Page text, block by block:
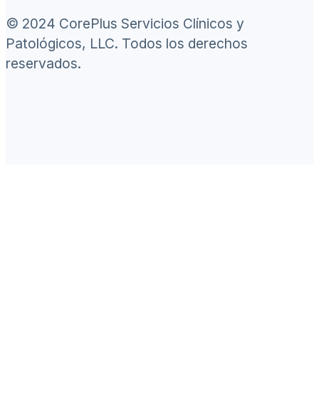
© 2024 CorePlus Servicios Clínicos y
Patológicos, LLC. Todos los derechos
reservados.